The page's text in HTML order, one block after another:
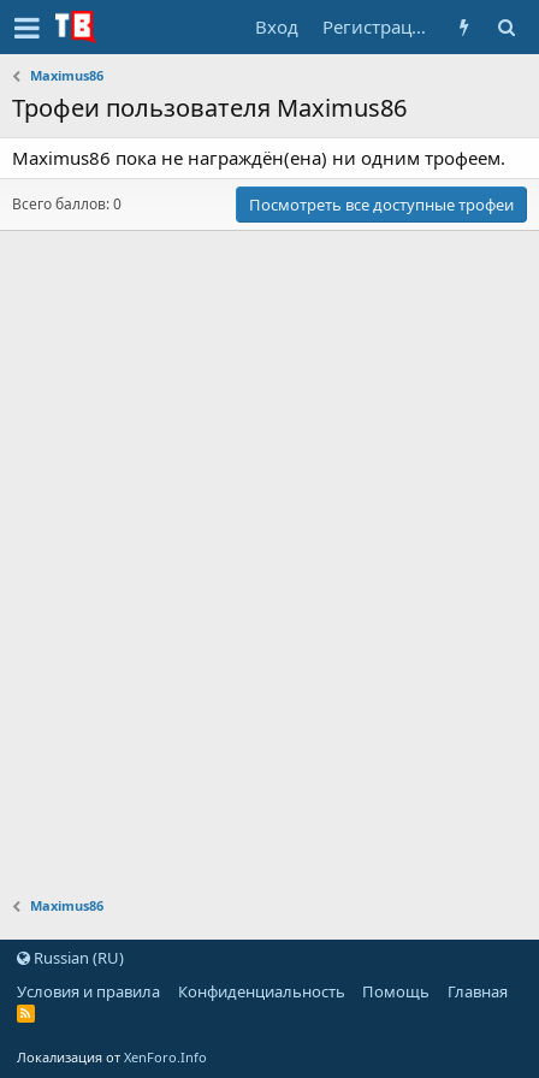
Вход Регистрация
Maximus86
Трофеи пользователя Maximus86
Maximus86 пока не награждён(ена) ни одним трофеем.
Всего баллов: 0 Посмотреть все доступные трофеи
Maximus86
Russian (RU)
Условия и правила
Конфиденциальность Помощь Главная
Локализация от XenForo.Info